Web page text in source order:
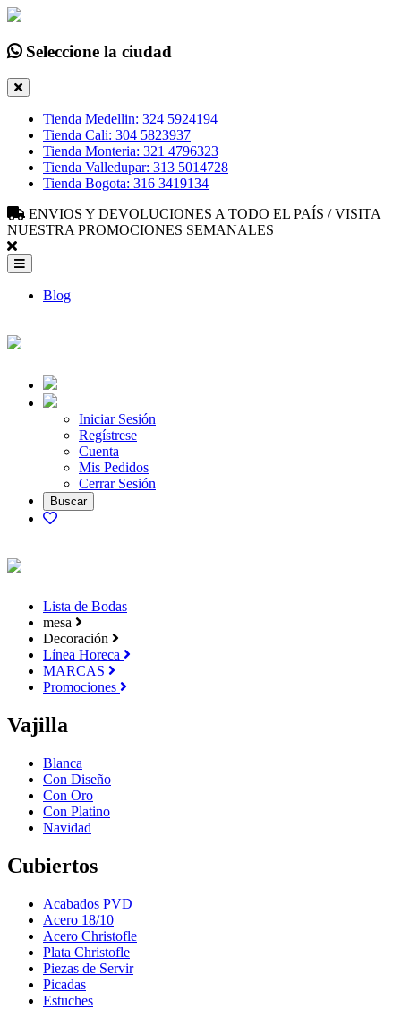
Seleccione la ciudad
Tienda Medellin: 324 5924194
Tienda Cali: 304 5823937
Tienda Monteria: 321 4796323
Tienda Valledupar: 313 5014728
Tienda Bogota: 316 3419134
ENVIOS Y DEVOLUCIONES A TODO EL PAÍS / VISITA
NUESTRA PROMOCIONES SEMANALES
Blog
Iniciar Sesión
Regístrese
Cuenta
Mis Pedidos
Cerrar Sesión
Lista de Bodas
mesa
Decoración
Línea Horeca
MARCAS
Promociones
Vajilla
Blanca
Con Diseño
Con Oro
Con Platino
Navidad
Cubiertos
Acabados PVD
Acero 18/10
Acero Christofle
Plata Christofle
Piezas de Servir
Picadas
Estuches